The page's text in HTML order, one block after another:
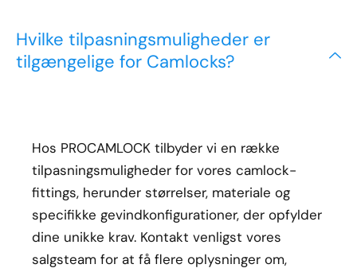
Hvilke tilpasningsmuligheder er
tilgængelige for Camlocks?
Hos PROCAMLOCK tilbyder vi en række
tilpasningsmuligheder for vores camlock-
fittings, herunder størrelser, materiale og
specifikke gevindkonfigurationer, der opfylder
dine unikke krav. Kontakt venligst vores
salgsteam for at få flere oplysninger om,